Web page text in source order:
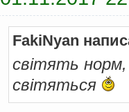
FakiNyan
світять
світяться